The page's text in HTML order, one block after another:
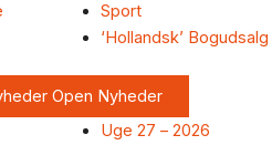
Sport
‘Hollandsk’ Bogudsalg
Open Nyheder
Uge 27 – 2026